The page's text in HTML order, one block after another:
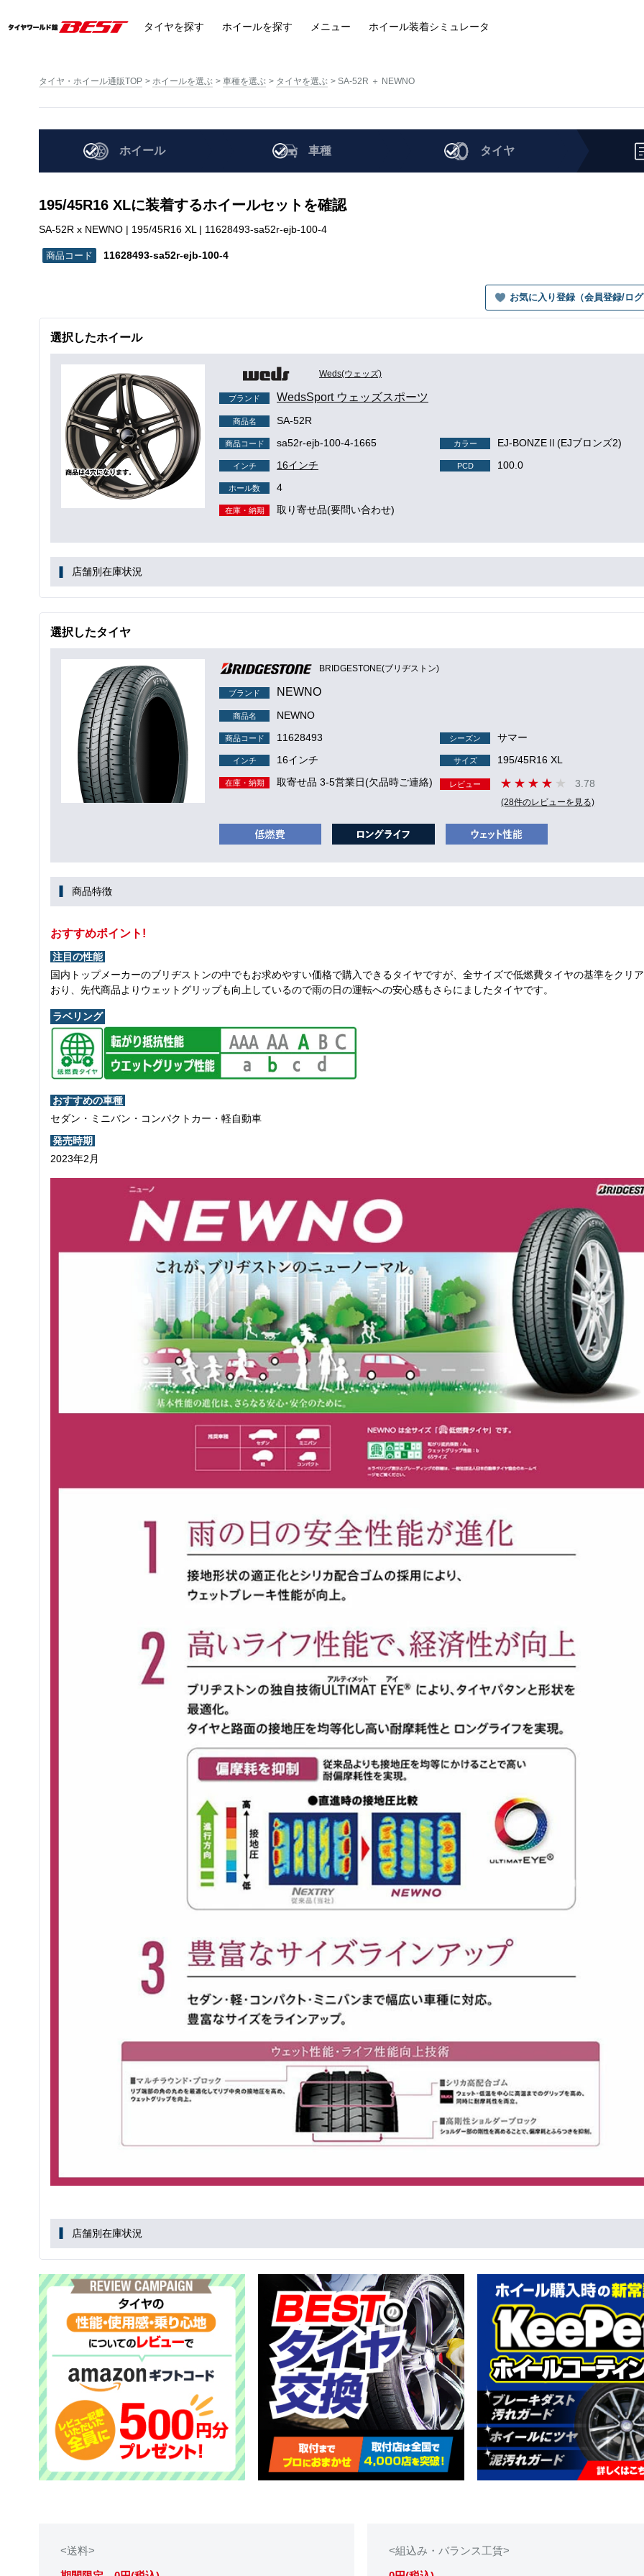
タイヤを探す ホイールを探す メニュー ホイール装着シミュレータ
タイヤ・ホイール通販TOP ホイールを選ぶ 車種を選ぶ タイヤを選ぶ SA-52R ＋ NEWNO
ホイール 車種 タイヤ
195/45R16 XLに装着するホイールセットを確認
SA-52R x NEWNO | 195/45R16 XL | 11628493-sa52r-ejb-100-4
11628493-sa52r-ejb-100-4
お気に入り登録（会員登録/ロ
選択したホイール
Weds(ウェッズ)
ブランド WedsSport ウェッズスポーツ
商品名 SA-52R
商品コード sa52r-ejb-100-4-1665 カラー EJ-BONZEⅡ(EJブロンズ2)
インチ 16インチ PCD 100.0
ホール数 4
在庫・納期 取り寄せ品(要問い合わせ)
店舗別在庫状況
選択したタイヤ
BRIDGESTONE(ブリヂストン)
ブランド NEWNO
商品名 NEWNO
商品コード 11628493 シーズン サマー
インチ 16インチ サイズ 195/45R16 XL
在庫・納期 取寄せ品 3-5営業日(欠品時ご連絡) レビュー 3.78
(28件のレビューを見る)
商品特徴
おすすめポイント!
注目の性能
国内トップメーカーのブリヂストンの中でもお求めやすい価格で購入できるタイヤですが、全サイズで低燃費タイヤの基準をクリ
おり、先代商品よりウェットグリップも向上しているので雨の日の運転への安心感もさらにましたタイヤです。
ラベリング
おすすめの車種
セダン・ミニバン・コンパクトカー・軽自動車
発売時期
2023年2月
店舗別在庫状況
<送料> <組込み・バランス工賃>